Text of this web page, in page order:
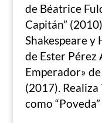
de Béatrice
Capitán”
Shakespeare y
de Ester Pérez
Emperador»
(2017).
como